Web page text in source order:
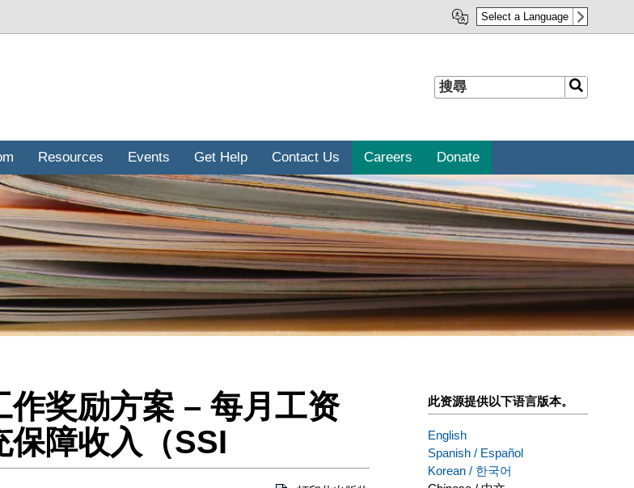
Select a Language
搜
搜
Resources Events Get Help Contact Us Careers Donate
作奖励方案 – 每月工资
保障收入（SSI
此资源提供以下语言版本。
English
Spanish / Español
Korean / 한국어